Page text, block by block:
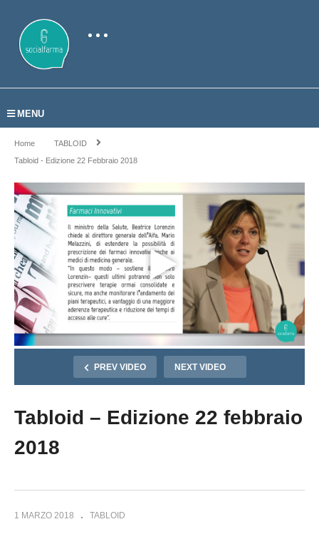
MENU
Home
TABLOID
Tabloid - Edizione 22 Febbraio 2018
PREV VIDEO NEXT VIDEO
Tabloid – Edizione 22 febbraio
2018
1 MARZO 2018 TABLOID